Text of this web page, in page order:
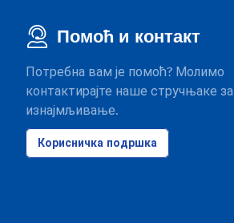
Помоћ и контакт
Потребна вам је помоћ? Молимо
контактирајте наше стручњаке за
изнајмљивање.
Корисничка подршка